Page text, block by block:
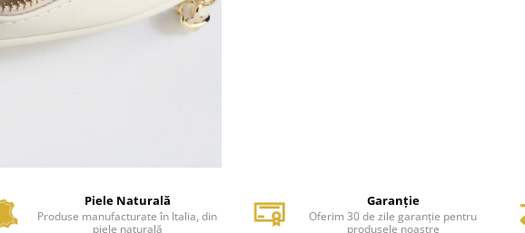
Piele Naturală
Produse manufacturate în Italia, din
piele naturală
Garanție
Oferim 30 de zile garanție pentru
produsele noastre